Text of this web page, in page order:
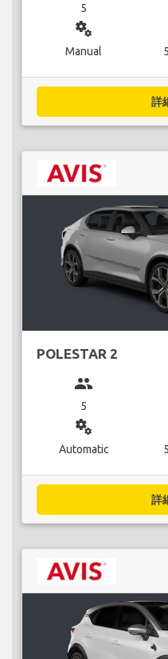
5
miscellaneous_services
Manual
詳
POLESTAR 2
group
5
miscellaneous_services
Automatic
詳